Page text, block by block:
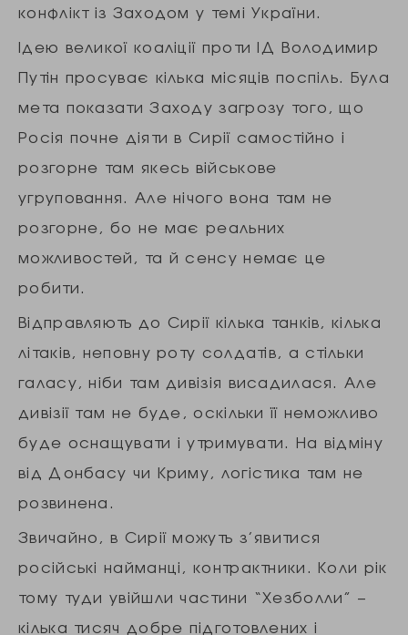
конфлікт із Заходом у темі України.
Ідею великої коаліції проти ІД Володимир
Путін просуває кілька місяців поспіль. Була
мета показати Заходу загрозу того, що
Росія почне діяти в Сирії самостійно і
розгорне там якесь військове
угруповання. Але нічого вона там не
розгорне, бо не має реальних
можливостей, та й сенсу немає це
робити.
Відправляють до Сирії кілька танків, кілька
літаків, неповну роту солдатів, а стільки
галасу, ніби там дивізія висадилася. Але
дивізії там не буде, оскільки її неможливо
буде оснащувати і утримувати. На відміну
від Донбасу чи Криму, логістика там не
розвинена.
Звичайно, в Сирії можуть з’явитися
російські найманці, контрактники. Коли рік
тому туди увійшли частини “Хезболли” –
кілька тисяч добре підготовлених і